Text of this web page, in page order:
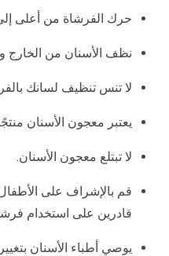
حرك الفرشاة من أعلى
نظف الأسنان من الخارج
لا تنس تنظيف لسانك
يعتبر معجون الأسنان
لا تبتلع معجون الأسنان.
قم بالإشراف على
قادرين على استخدام
يوصي أطباء الأسنان